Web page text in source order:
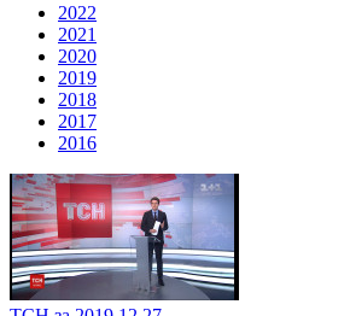
2022
2021
2020
2019
2018
2017
2016